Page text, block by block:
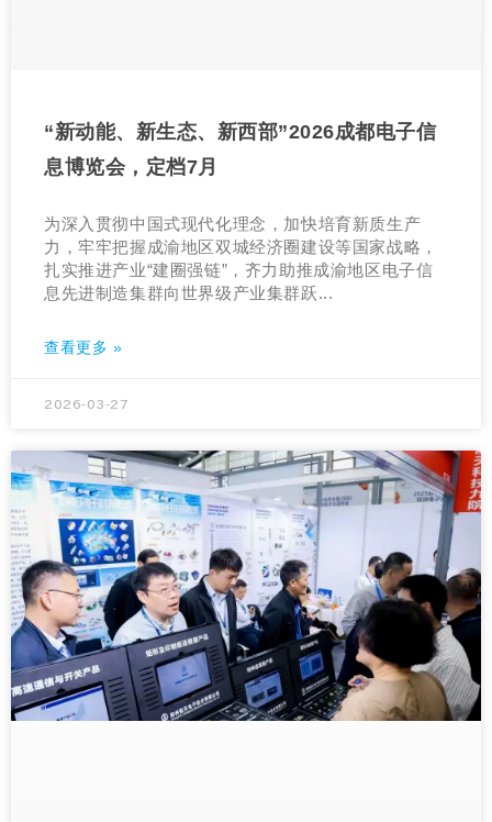
“新动能、新生态、新西部”2026成都电子信
息博览会，定档7月
为深入贯彻中国式现代化理念，加快培育新质生产
力，牢牢把握成渝地区双城经济圈建设等国家战略，
扎实推进产业“建圈强链”，齐力助推成渝地区电子信
息先进制造集群向世界级产业集群跃...
查看更多 »
2026-03-27